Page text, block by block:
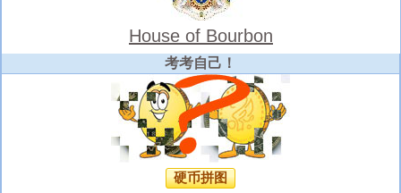
House of Bourbon
考考自己！
硬币拼图